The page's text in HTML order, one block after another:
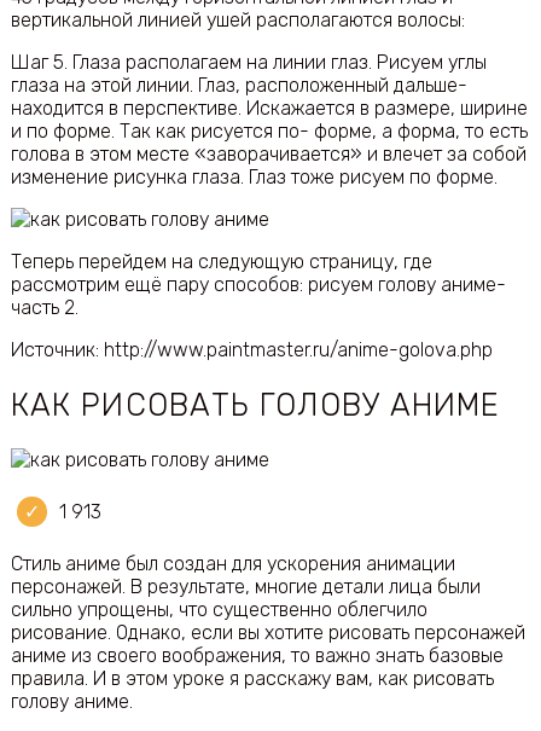
вертикальной линией ушей располагаются волосы:
Шаг 5. Глаза располагаем на линии глаз. Рисуем углы
глаза на этой линии. Глаз, расположенный дальше-
находится в перспективе. Искажается в размере, ширине
и по форме. Так как рисуется по- форме, а форма, то есть
голова в этом месте «заворачивается» и влечет за собой
изменение рисунка глаза. Глаз тоже рисуем по форме.
Теперь перейдем на следующую страницу, где
рассмотрим ещё пару способов: рисуем голову аниме-
часть 2.
Источник: http://www.paintmaster.ru/anime-golova.php
КАК РИСОВАТЬ ГОЛОВУ АНИМЕ
1 913
Стиль аниме был создан для ускорения анимации
персонажей. В результате, многие детали лица были
сильно упрощены, что существенно облегчило
рисование. Однако, если вы хотите рисовать персонажей
аниме из своего воображения, то важно знать базовые
правила. И в этом уроке я расскажу вам, как рисовать
голову аниме.